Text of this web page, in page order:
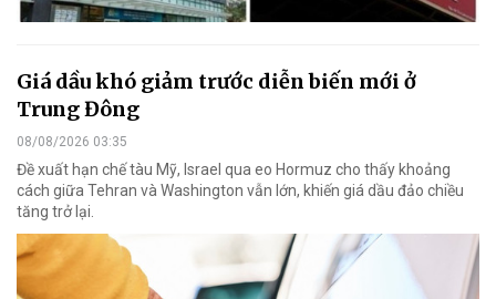
Giá dầu khó giảm trước diễn biến mới ở
Trung Đông
08/08/2026 03:35
Đề xuất hạn chế tàu Mỹ, Israel qua eo Hormuz cho thấy khoảng
cách giữa Tehran và Washington vẫn lớn, khiến giá dầu đảo chiều
tăng trở lại.